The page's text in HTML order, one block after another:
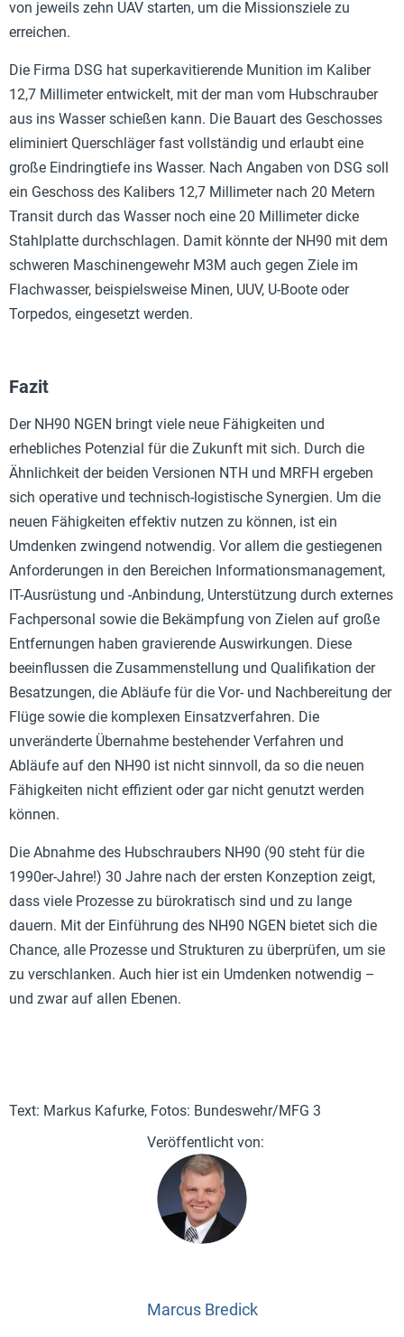
von jeweils zehn UAV starten, um die Missionsziele zu
erreichen.
Die Firma DSG hat superkavitierende Munition im Kaliber
12,7 Millimeter entwickelt, mit der man vom Hubschrauber
aus ins Wasser schießen kann. Die Bauart des Geschosses
eliminiert Querschläger fast vollständig und erlaubt eine
große Eindringtiefe ins Wasser. Nach Angaben von DSG soll
ein Geschoss des Kalibers 12,7 Millimeter nach 20 Metern
Transit durch das Wasser noch eine 20 Millimeter dicke
Stahlplatte durchschlagen. Damit könnte der NH90 mit dem
schweren Maschinengewehr M3M auch gegen Ziele im
Flachwasser, beispielsweise Minen, UUV, U-Boote oder
Torpedos, eingesetzt werden.
Fazit
Der NH90 NGEN bringt viele neue Fähigkeiten und
erhebliches Potenzial für die Zukunft mit sich. Durch die
Ähnlichkeit der beiden Versionen NTH und MRFH ergeben
sich operative und technisch-logistische Synergien. Um die
neuen Fähigkeiten effektiv nutzen zu können, ist ein
Umdenken zwingend notwendig. Vor allem die gestiegenen
Anforderungen in den Bereichen Informationsmanagement,
IT-Ausrüstung und -Anbindung, Unterstützung durch externes
Fachpersonal sowie die Bekämpfung von Zielen auf große
Entfernungen haben gravierende Auswirkungen. Diese
beeinflussen die Zusammenstellung und Qualifikation der
Besatzungen, die Abläufe für die Vor- und Nachbereitung der
Flüge sowie die komplexen Einsatzverfahren. Die
unveränderte Übernahme bestehender Verfahren und
Abläufe auf den NH90 ist nicht sinnvoll, da so die neuen
Fähigkeiten nicht effizient oder gar nicht genutzt werden
können.
Die Abnahme des Hubschraubers NH90 (90 steht für die
1990er-Jahre!) 30 Jahre nach der ersten Konzeption zeigt,
dass viele Prozesse zu bürokratisch sind und zu lange
dauern. Mit der Einführung des NH90 NGEN bietet sich die
Chance, alle Prozesse und Strukturen zu überprüfen, um sie
zu verschlanken. Auch hier ist ein Umdenken notwendig –
und zwar auf allen Ebenen.
Text: Markus Kafurke, Fotos: Bundeswehr/MFG 3
Marcus Bredick